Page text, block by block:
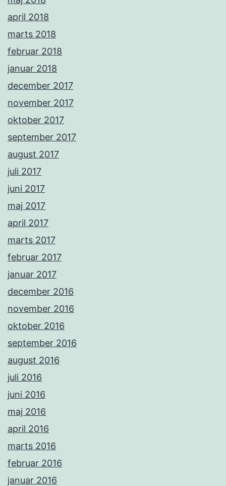
april 2018
marts 2018
februar 2018
januar 2018
december 2017
november 2017
oktober 2017
september 2017
august 2017
juli 2017
juni 2017
maj 2017
april 2017
marts 2017
februar 2017
januar 2017
december 2016
november 2016
oktober 2016
september 2016
august 2016
juli 2016
juni 2016
maj 2016
april 2016
marts 2016
februar 2016
januar 2016